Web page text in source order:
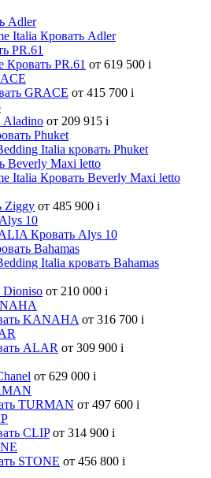
Italia Кровать Adler
Кровать PR.61 от 619 500 i
GRACE от 415 700 i
Aladino от 209 915 i
Italia кровать Phuket
Italia Кровать Beverly Maxi letto
Ziggy от 485 900 i
Кровать Alys 10
Italia кровать Bahamas
Dioniso от 210 000 i
KANAHA от 316 700 i
ALAR от 309 900 i
от 629 000 i
TURMAN от 497 600 i
CLIP от 314 900 i
STONE от 456 800 i